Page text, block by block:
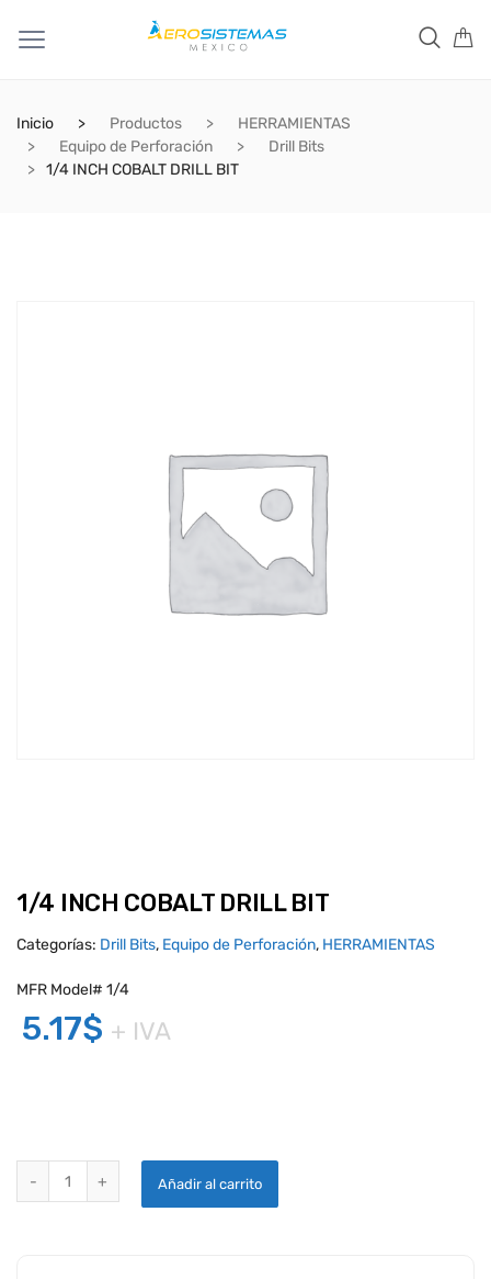
Inicio Productos
HERRAMIENTAS
Equipo de Perforación
Drill Bits
1/4 INCH COBALT DRILL BIT
1/4 INCH COBALT DRILL BIT
Categorías: Drill Bits, Equipo de Perforación, HERRAMIENTAS
MFR Model# 1/4
5.17$ + IVA
Añadir al carrito